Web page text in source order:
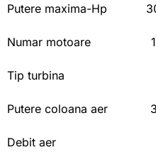
Putere maxima-Hp
Numar motoare 1
Tip turbina
Putere coloana aer
Debit aer 350